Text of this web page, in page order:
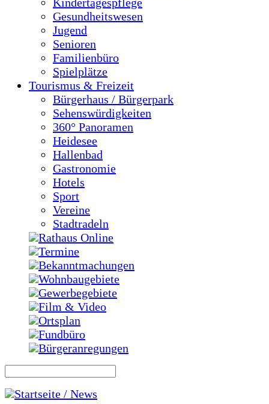
Gesundheitswesen
Jugend
Senioren
Familienbüro
Spielplätze
Tourismus & Freizeit
Bürgerhaus / Bürgerpark
Sehenswürdigkeiten
360° Panoramen
Heidesee
Hallenbad
Gastronomie
Hotels
Sport
Vereine
Stadtradeln
Rathaus Online
Termine
Bekanntmachungen
Wohnbaugebiete
Gewerbegebiete
Film & Video
Ortsplan
Fundbüro
Bürgeranregungen
Startseite / News